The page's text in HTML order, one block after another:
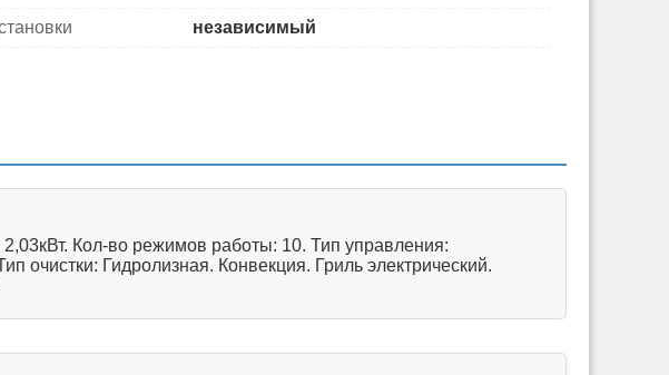
независимый
Кол-во режимов работы: 10. Тип управления:
очистки: Гидролизная. Конвекция. Гриль электрический.